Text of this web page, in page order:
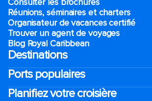
Réunions, séminaires et charters
Organisateur de vacances certifié
Trouver un agent de voyages
Blog Royal Caribbean
Destinations
Ports populaires
Planifiez votre croisière